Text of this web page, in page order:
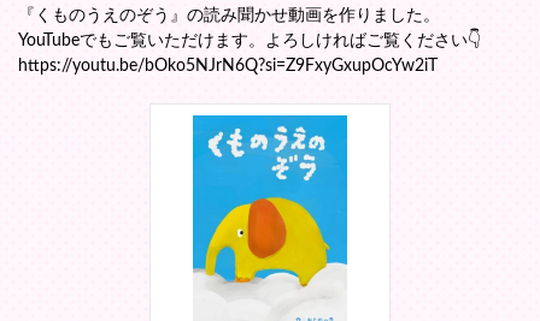
『くものうえのぞう』の読み聞かせ動画を作りました。
YouTubeでもご覧いただけます。よろしければご覧ください👇
https://youtu.be/bOko5NJrN6Q?si=Z9FxyGxupOcYw2iT